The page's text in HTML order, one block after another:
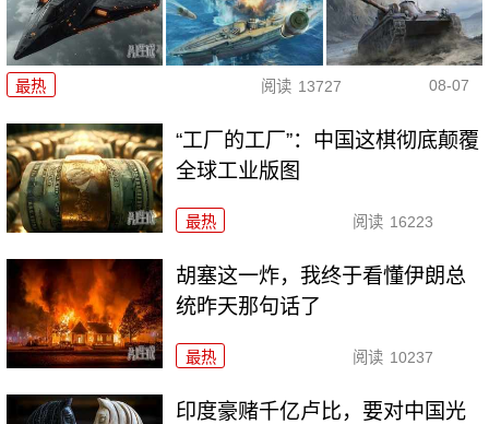
最热 阅读 13727 08-07
“工厂的工厂”：中国这棋彻底颠覆
全球工业版图
最热 阅读 16223
胡塞这一炸，我终于看懂伊朗总
统昨天那句话了
最热 阅读 10237
印度豪赌千亿卢比，要对中国光